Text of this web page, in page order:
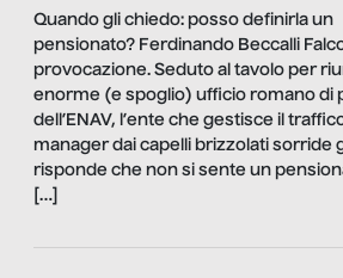
Quando gli chiedo: posso definirla un
pensionato? Ferdinando Beccalli
provocazione. Seduto al tavolo per
enorme (e spoglio) ufficio romano di
dell’ENAV, l’ente che gestisce il
manager dai capelli brizzolati sorride
risponde che non si sente un
[…]